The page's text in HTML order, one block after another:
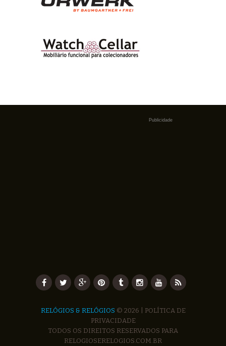
Publicidade
RELÓGIOS & RELÓGIOS © 2026 | POLÍTICA DE
PRIVACIDADE
TODOS OS DIREITOS RESERVADOS PARA
RELOGIOSERELOGIOS.COM.BR